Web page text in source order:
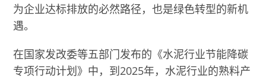
为企业达标排放的必然路径，也是绿色转型的新机
遇。
在国家发改委等五部门发布的《水泥行业节能降碳
专项行动计划》中，到2025年，水泥行业的熟料产